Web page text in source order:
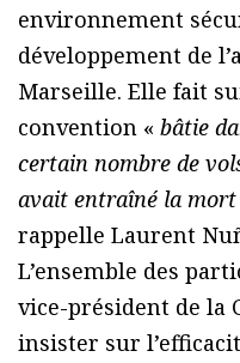
environnement
développement de
Marseille. Elle fait
convention « bâtie
certain nombre de
avait entraîné la mort
rappelle Laurent
L’ensemble des
vice-président de la
insister sur